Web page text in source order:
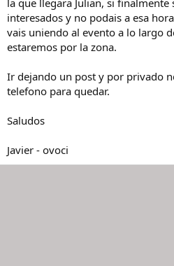
interesados y no podais a esa
vais uniendo al evento a lo largo
estaremos por la zona.
Ir dejando un post y por privado
telefono para quedar.
Saludos
Javier - ovoci